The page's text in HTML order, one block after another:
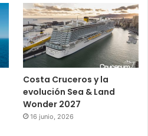
Costa Cruceros y la
evolución Sea & Land
Wonder 2027
16 junio, 2026